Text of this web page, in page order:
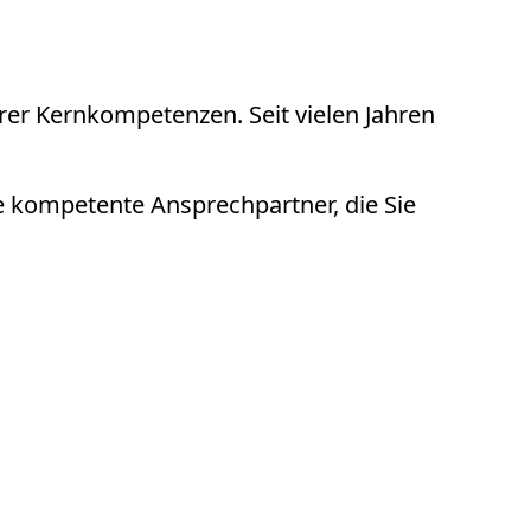
Kernkompetenzen. Seit vielen Jahren
Ansprechpartner, die Sie